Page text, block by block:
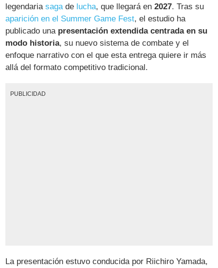
legendariasagade lucha, que llegará en2027. Tras su
aparición en el Summer Game Fest, el estudio ha
publicado una presentación extendida centrada en su
modo historia, su nuevo sistema de combate y el
enfoque narrativo con el que esta entrega quiere ir más
allá del formato competitivo tradicional.
PUBLICIDAD
La presentación estuvo conducida por Riichiro Yamada,